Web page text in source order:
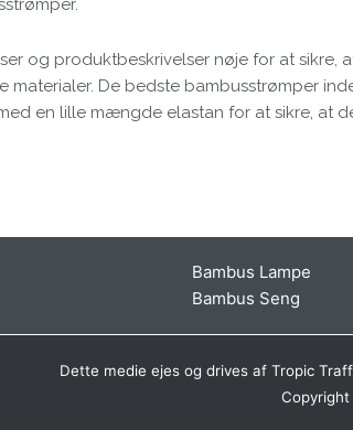
og produktbeskrivelser nøje for at sikre,
De bedste bambusstrømper
en lille mængde elastan for at sikre, at
Bambus Lampe
Bambus Seng
Dette medie ejes og drives af Tropic